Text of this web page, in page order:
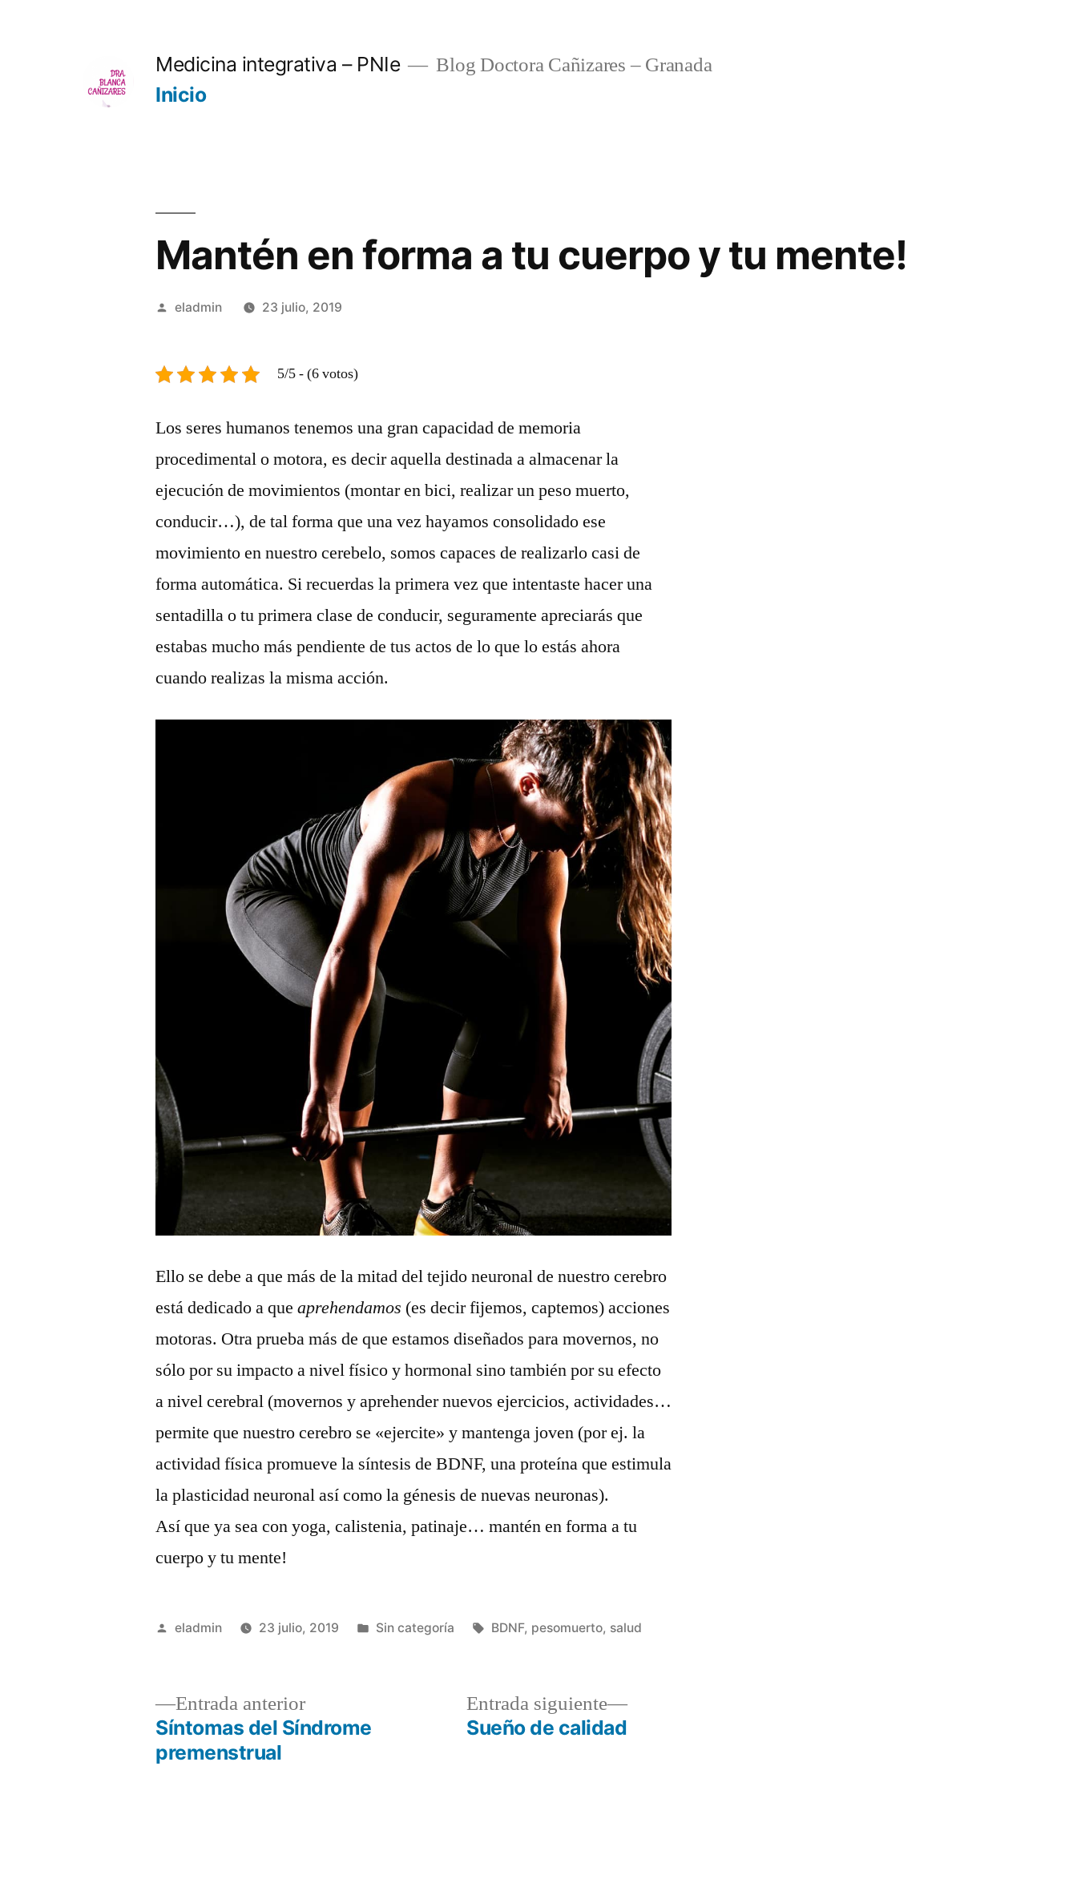
Medicina integrativa – PNIe Blog Doctora Cañizares – Granada
Inicio
Mantén en forma a tu cuerpo y tu mente!
Publicado
eladmin 23 julio, 2019
5/5 - (6 votos)
Los seres humanos tenemos una gran capacidad de memoria
procedimental o motora, es decir aquella destinada a almacenar la
ejecución de movimientos (montar en bici, realizar un peso muerto,
conducir…), de tal forma que una vez hayamos consolidado ese
movimiento en nuestro cerebelo, somos capaces de realizarlo casi de
forma automática. Si recuerdas la primera vez que intentaste hacer una
sentadilla o tu primera clase de conducir, seguramente apreciarás que
estabas mucho más pendiente de tus actos de lo que lo estás ahora
cuando realizas la misma acción.
Ello se debe a que más de la mitad del tejido neuronal de nuestro cerebro
está dedicado a queaprehendamos (es decir fijemos, captemos) acciones
motoras. Otra prueba más de que estamos diseñados para movernos, no
sólo por su impacto a nivel físico y hormonal sino también por su efecto
a nivel cerebral (movernos y aprehender nuevos ejercicios, actividades…
permite que nuestro cerebro se «ejercite» y mantenga joven (por ej. la
actividad física promueve la síntesis de BDNF, una proteína que estimula
la plasticidad neuronal así como la génesis de nuevas neuronas).
Así que ya sea con yoga, calistenia, patinaje… mantén en forma a tu
cuerpo y tu mente!
Publicado
eladmin 23 julio, 2019
Publicado
Sin categoría Etiquetas:
BDNF, pesomuerto, salud
Navegación
Entrada anteriorEntrada
anterior:
Síntomas del Síndrome
premenstrual
Entrada siguiente
Entrada
Sueño de calidad